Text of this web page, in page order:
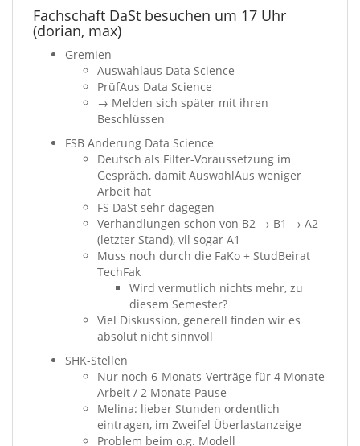
Fachschaft DaSt besuchen um 17 Uhr
(dorian, max)
Gremien
Auswahlaus Data Science
PrüfAus Data Science
→ Melden sich später mit ihren
Beschlüssen
FSB Änderung Data Science
Deutsch als Filter-Voraussetzung im
Gespräch, damit AuswahlAus weniger
Arbeit hat
FS DaSt sehr dagegen
Verhandlungen schon von B2 → B1 → A2
(letzter Stand), vll sogar A1
Muss noch durch die FaKo + StudBeirat
TechFak
Wird vermutlich nichts mehr, zu
diesem Semester?
Viel Diskussion, generell finden wir es
absolut nicht sinnvoll
SHK-Stellen
Nur noch 6-Monats-Verträge für 4 Monate
Arbeit / 2 Monate Pause
Melina: lieber Stunden ordentlich
eintragen, im Zweifel Überlastanzeige
Problem beim o.g. Modell